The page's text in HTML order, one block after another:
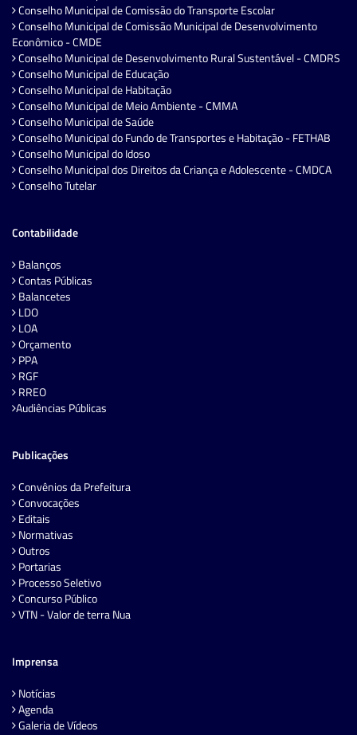
Conselho Municipal de Comissão do Transporte Escolar
Conselho Municipal de Comissão Municipal de Desenvolvimento
Econômico - CMDE
Conselho Municipal de Desenvolvimento Rural Sustentável - CMDRS
Conselho Municipal de Educação
Conselho Municipal de Habitação
Conselho Municipal de Meio Ambiente - CMMA
Conselho Municipal de Saúde
Conselho Municipal do Fundo de Transportes e Habitação - FETHAB
Conselho Municipal do Idoso
Conselho Municipal dos Direitos da Criança e Adolescente - CMDCA
Conselho Tutelar
Contabilidade
Balanços
Contas Públicas
Balancetes
LDO
LOA
Orçamento
PPA
RGF
RREO
Audiências Públicas
Publicações
Convênios da Prefeitura
Convocações
Editais
Normativas
Outros
Portarias
Processo Seletivo
Concurso Público
VTN - Valor de terra Nua
Imprensa
Notícias
Agenda
Galeria de Vídeos